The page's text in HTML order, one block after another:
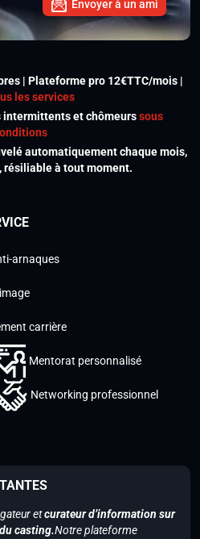
Envoyer à un ami
| Plateforme pro 12€TTC/mois |
les services
intermittents et chômeurssous
automatiquement chaque mois,
résiliable à tout moment.
arnaques
carrière
Mentorat personnalisé
Networking professionnel
etcurateur d’information sur
casting.Notre plateforme